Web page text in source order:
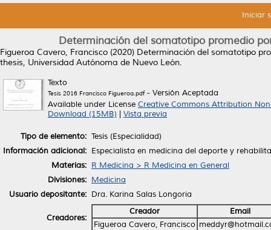
Iniciar
Determinación del somatotipo promedio
Figueroa Cavero, Francisco (2020) Determinación del somatotipo
thesis, Universidad Autónoma de Nuevo León.
Texto
Tesis 2016 Francisco Figueroa.pdf- Versión Aceptada
Available under License Creative Commons Attribution
Download (15MB)
Vista previa
Tipo de elemento: Tesis (Especialidad)
Información adicional: Especialista en medicina del deporte y
Materias: R Medicina > R Medicina en General
Divisiones: Medicina
Usuario depositante: Dra. Karina Salas Longoria
Creadores:
Creador
Email
Figueroa Cavero, Francisco